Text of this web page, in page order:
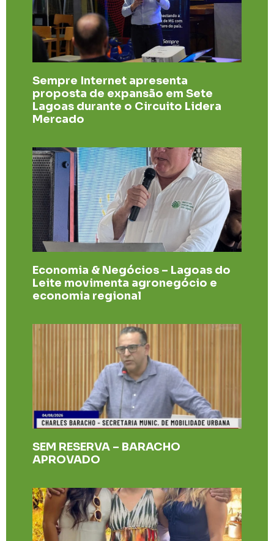
Sempre Internet apresenta
proposta de expansão em Sete
Lagoas durante o Circuito Lidera
Mercado
Economia & Negócios – Lagoas do
Leite movimenta agronegócio e
economia regional
SEM RESERVA – BARACHO
APROVADO